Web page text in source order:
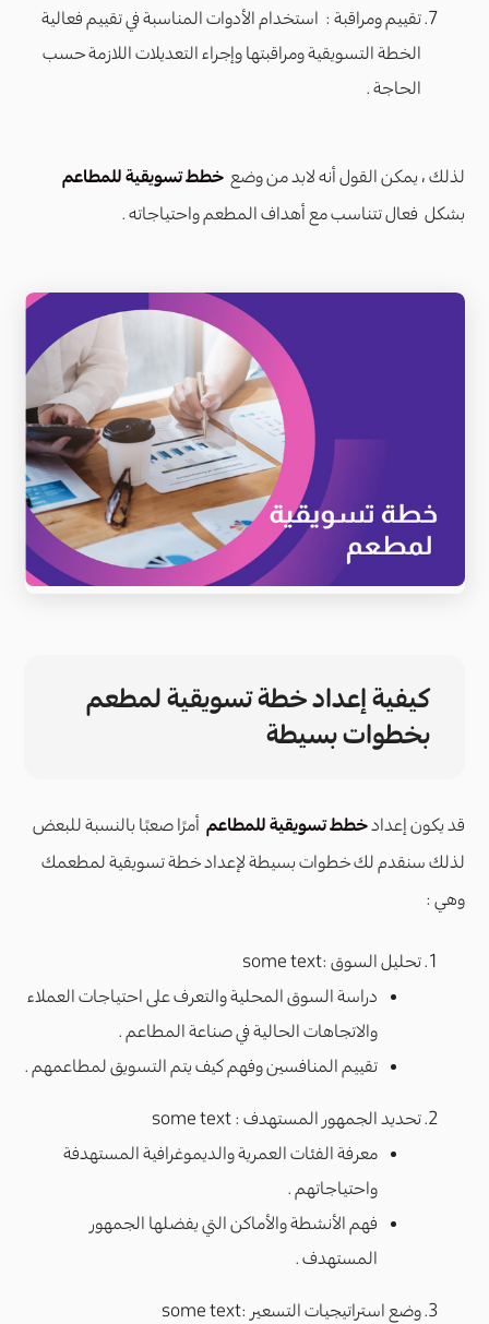
تقييم ومراقبة : استخدام الأدوات المناسبة في تقييم فعالية
الخطة التسويقية ومراقبتها وإجراء التعديلات اللازمة حسب
الحاجة .
لذلك ، يمكن القول أنه لابد من وضع خطط تسويقية للمطاعم
بشكل فعال تتناسب مع أهداف المطعم واحتياجاته .
كيفية إعداد خطة تسويقية لمطعم
بخطوات بسيطة
قد يكون إعدادخطط تسويقية للمطاعم أمرًا صعبًا بالنسبة للبعض
لذلك سنقدم لك خطوات بسيطة لإعداد خطة تسويقية لمطعمك
وهي :
تحليل السوق :some text
دراسة السوق المحلية والتعرف على احتياجات العملاء
والاتجاهات الحالية في صناعة المطاعم .
تقييم المنافسين وفهم كيف يتم التسويق لمطاعمهم .
تحديد الجمهور المستهدف : some text
معرفة الفئات العمرية والديموغرافية المستهدفة
واحتياجاتهم .
فهم الأنشطة والأماكن التي يفضلها الجمهور
المستهدف .
وضع استراتيجيات التسعير :some text